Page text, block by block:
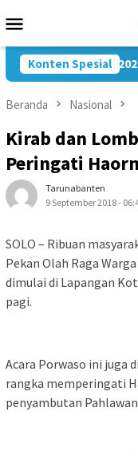
ke
Mobile
Konten Spesial
Kapolri Cup 2026
Beranda Nasional
Kirab dan
Peringati
Tarunabanten
9 September 2018 -
SOLO – Ribuan
Pekan Olah Raga
dimulai di Lapangan
pagi.
Acara Porwaso ini juga
rangka memperingati
penyambutan Pahlawan